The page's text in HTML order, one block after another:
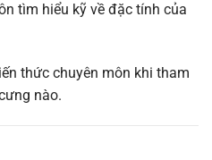
tìm hiểu kỹ về đặc tính của
thức chuyên môn khi tham
nào.